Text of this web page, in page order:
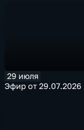
29 июля
Эфир от 29.07.2026